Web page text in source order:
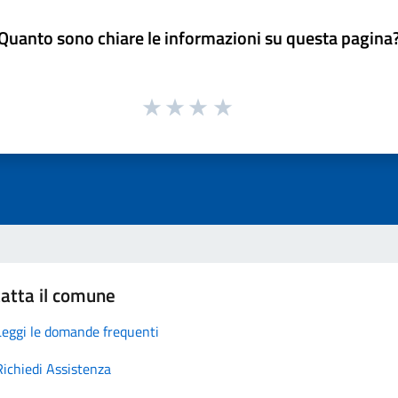
sono chiare le informazioni su questa
il comune
le domande frequenti
Assistenza